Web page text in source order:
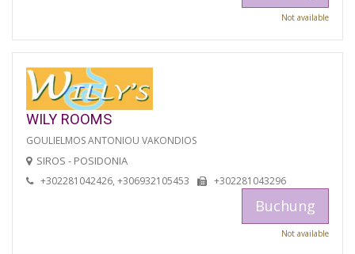
Not available
WILY ROOMS
GOULIELMOS ANTONIOU VAKONDIOS
SIROS - POSIDONIA
+302281042426, +306932105453 +302281043296
Buchung
Not available